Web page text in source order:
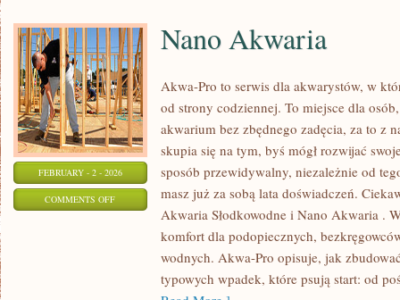
FEBRUARY - 2 - 2026
COMMENTS OFFON
Nano Akwaria
Akwa-Pro to serwis dla akwarystów, w
od strony codziennej. To miejsce dla
akwarium bez zbędnego zadęcia, za to z
skupia się na tym, byś mógł rozwijać
sposób przewidywalny, niezależnie od
masz już za sobą lata doświadczeń.
Akwaria Słodkowodne i Nano Akwaria .
komfort dla podopiecznych,
wodnych. Akwa-Pro opisuje, jak
typowych wpadek, które psują start: od